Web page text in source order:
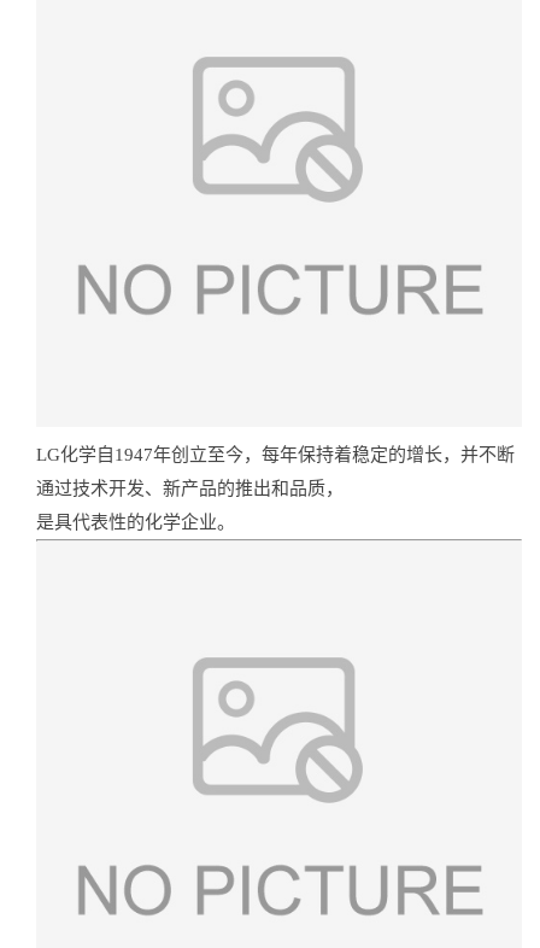
LG化学自1947年创立至今，每年保持着稳定的增长，并不断
通过技术开发、新产品的推出和品质，
是具代表性的化学企业。